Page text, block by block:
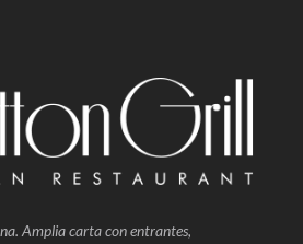
Amplia carta con entrantes,